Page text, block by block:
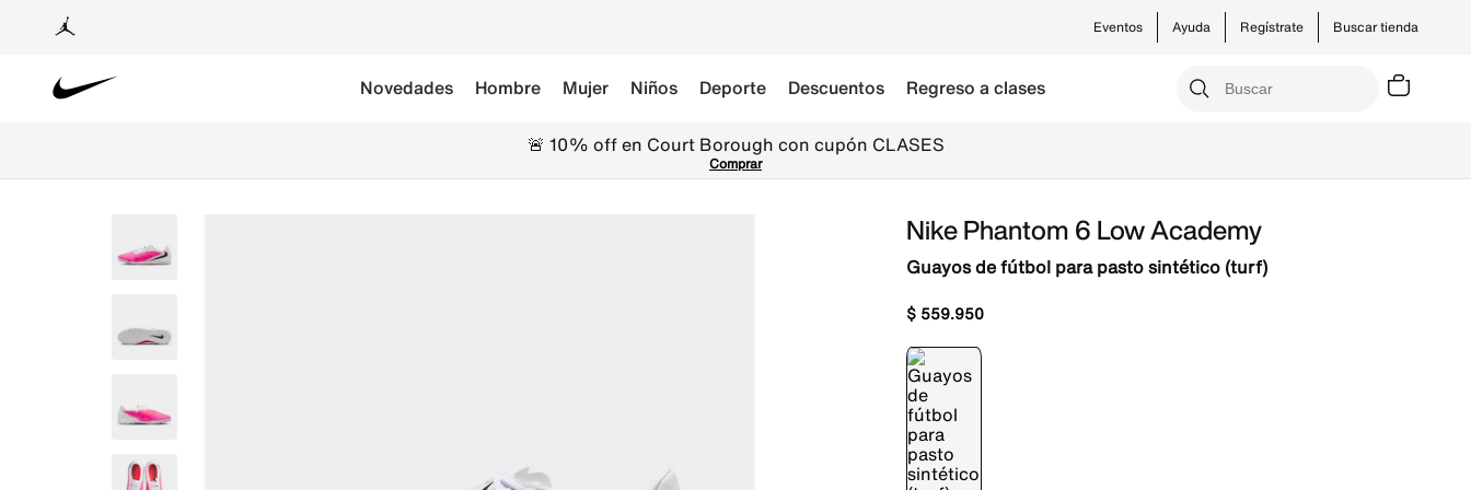
Buscar tienda
Ayuda Regístrate
Eventos
Novedades Hombre Mujer Niños Deporte Descuentos Regreso a clases
🚨 10% off en Court Borough con cupón CLASES
Comprar
Nike Phantom 6 Low Academy
Guayos de fútbol para pasto sintético (turf)
$ 559.950